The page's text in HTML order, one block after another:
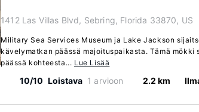
1412 Las Villas Blvd, Sebring, Florida 33870, US
Military Sea Services Museum ja Lake Jackson
kävelymatkan päässä majoituspaikasta. Tämä mökki
päässä kohteesta... Lue Lisää
10/10 Loistava 1 arvioon 2.2 km